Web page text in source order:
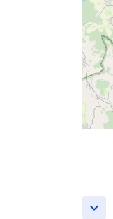
keyboard_arrow_down